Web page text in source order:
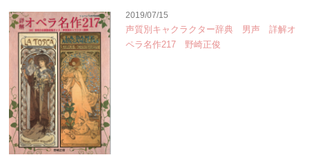
2019/07/15
声質別キャクラクター辞典 男声 詳解オ
ペラ名作217 野崎正俊